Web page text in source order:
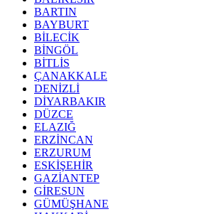
BARTIN
BAYBURT
BİLECİK
BİNGÖL
BİTLİS
ÇANAKKALE
DENİZLİ
DİYARBAKIR
DÜZCE
ELAZIĞ
ERZİNCAN
ERZURUM
ESKİŞEHİR
GAZİANTEP
GİRESUN
GÜMÜŞHANE